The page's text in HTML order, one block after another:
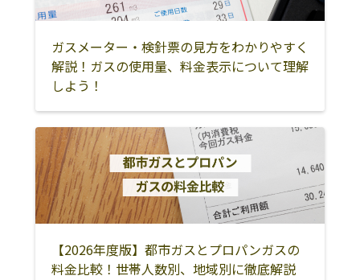
東牟婁郡串本町 日高郡みなべ町 岩出市
ガスメーター・検針票の見方をわかりやすく
解説！ガスの使用量、料金表示について理解
しよう！
【2026年度版】都市ガスとプロパンガスの
料金比較！世帯人数別、地域別に徹底解説